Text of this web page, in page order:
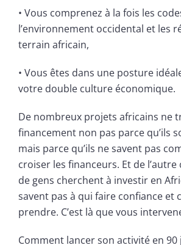
• Vous comprenez à la fois les
l’environnement occidental et les
terrain africain,
• Vous êtes dans une posture
votre double culture économique.
De nombreux projets africains ne
financement non pas parce qu’ils
mais parce qu’ils ne savent pas
croiser les financeurs. Et de
de gens cherchent à investir en
savent pas à qui faire confiance et
prendre. C’est là que vous
Comment lancer son activité en 90